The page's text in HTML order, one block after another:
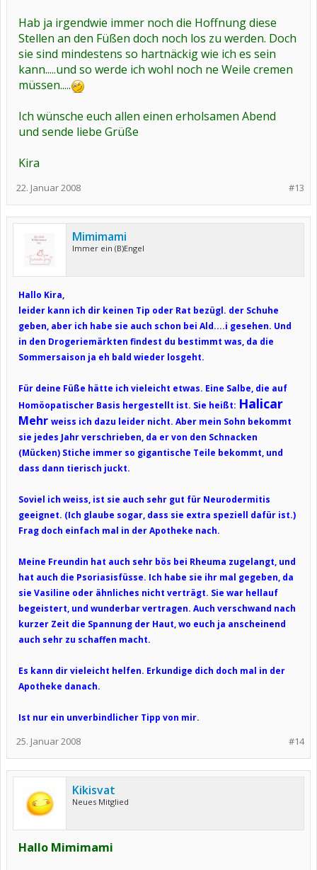
Hab ja irgendwie immer noch die Hoffnung diese
Stellen an den Füßen doch noch los zu werden. Doch
sie sind mindestens so hartnäckig wie ich es sein
kann.....und so werde ich wohl noch ne Weile cremen
müssen.....
Ich wünsche euch allen einen erholsamen Abend
und sende liebe Grüße
Kira
#13
22. Januar 2008
Mimimami
Immer ein (B)Engel
Hallo Kira,
leider kann ich dir keinen Tip oder Rat bezügl. der Schuhe
geben, aber ich habe sie auch schon bei Ald....i gesehen. Und
in den Drogeriemärkten findest du bestimmt was, da die
Sommersaison ja eh bald wieder losgeht.
Für deine Füße hätte ich vieleicht etwas. Eine Salbe, die auf
Homöopatischer Basis hergestellt ist. Sie heißt: Halicar
Mehr weiss ich dazu leider nicht. Aber mein Sohn bekommt
sie jedes Jahr verschrieben, da er von den Schnacken
(Mücken) Stiche immer so gigantische Teile bekommt, und
dass dann tierisch juckt.
Soviel ich weiss, ist sie auch sehr gut für Neurodermitis
geeignet. (Ich glaube sogar, dass sie extra speziell dafür ist.)
Frag doch einfach mal in der Apotheke nach.
Meine Freundin hat auch sehr bös bei Rheuma zugelangt, und
hat auch die Psoriasisfüsse. Ich habe sie ihr mal gegeben, da
sie Vasiline oder ähnliches nicht verträgt. Sie war hellauf
begeistert, und wunderbar vertragen. Auch verschwand nach
kurzer Zeit die Spannung der Haut, wo euch ja anscheinend
auch sehr zu schaffen macht.
Es kann dir vieleicht helfen. Erkundige dich doch mal in der
Apotheke danach.
Ist nur ein unverbindlicher Tipp von mir.
#14
25. Januar 2008
Kikisvat
Neues Mitglied
Hallo Mimimami